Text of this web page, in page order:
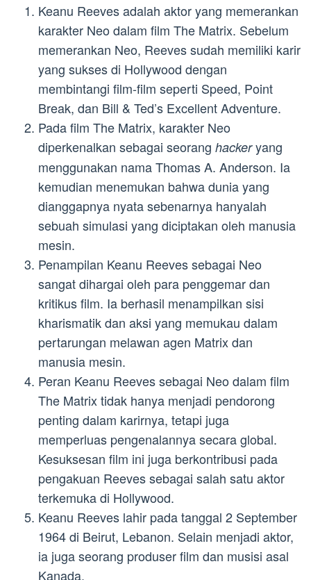
Keanu Reeves adalah aktor yang memerankan
karakter Neo dalam film The Matrix. Sebelum
memerankan Neo, Reeves sudah memiliki karir
yang sukses di Hollywood dengan
membintangi film-film seperti Speed, Point
Break, dan Bill & Ted’s Excellent Adventure.
Pada film The Matrix, karakter Neo
diperkenalkan sebagai seorang hackeryang
menggunakan nama Thomas A. Anderson. Ia
kemudian menemukan bahwa dunia yang
dianggapnya nyata sebenarnya hanyalah
sebuah simulasi yang diciptakan oleh manusia
mesin.
Penampilan Keanu Reeves sebagai Neo
sangat dihargai oleh para penggemar dan
kritikus film. Ia berhasil menampilkan sisi
kharismatik dan aksi yang memukau dalam
pertarungan melawan agen Matrix dan
manusia mesin.
Peran Keanu Reeves sebagai Neo dalam film
The Matrix tidak hanya menjadi pendorong
penting dalam karirnya, tetapi juga
memperluas pengenalannya secara global.
Kesuksesan film ini juga berkontribusi pada
pengakuan Reeves sebagai salah satu aktor
terkemuka di Hollywood.
Keanu Reeves lahir pada tanggal 2 September
1964 di Beirut, Lebanon. Selain menjadi aktor,
ia juga seorang produser film dan musisi asal
Kanada.